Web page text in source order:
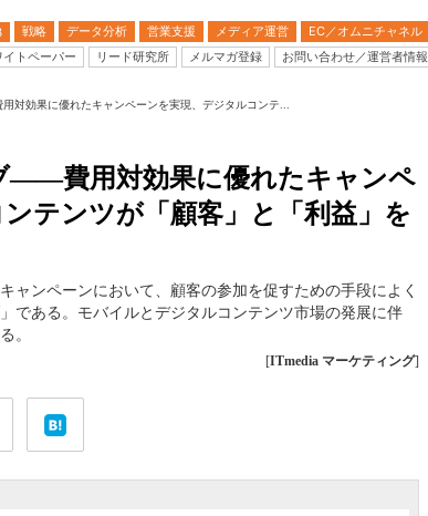
戦略 データ分析 営業支援 メディア運営 EC／オムニチャネル
イトペーパー
リード研究所 メルマガ登録 お問い合わせ／運営者情報
対効果に優れたキャンペーンを実現、デジタルコンテ...
――費用対効果に優れたキャンペ
テンツが「顧客」と「利益」を
ャンペーンにおいて、顧客の参加を促すための手段によく
である。モバイルとデジタルコンテンツ市場の発展に伴
。
[ITmedia マーケティング]